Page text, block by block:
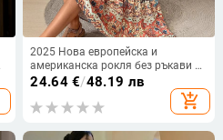
2025 Нова европейска и
американска рокля без ръкави с
кръгло деколте и трансграничен
щампован щампован празничен
щампован ...
24.64€/48.19 лв
add_shopping_cart